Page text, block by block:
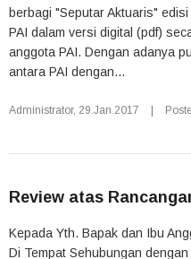
berbagi "Seputar Aktuaris"
PAI dalam versi digital (pdf)
anggota PAI. Dengan adanya
antara PAI dengan...
Administrator, 29.Jan.2017
Review atas
Kepada Yth. Bapak dan Ibu
Di Tempat Sehubungan